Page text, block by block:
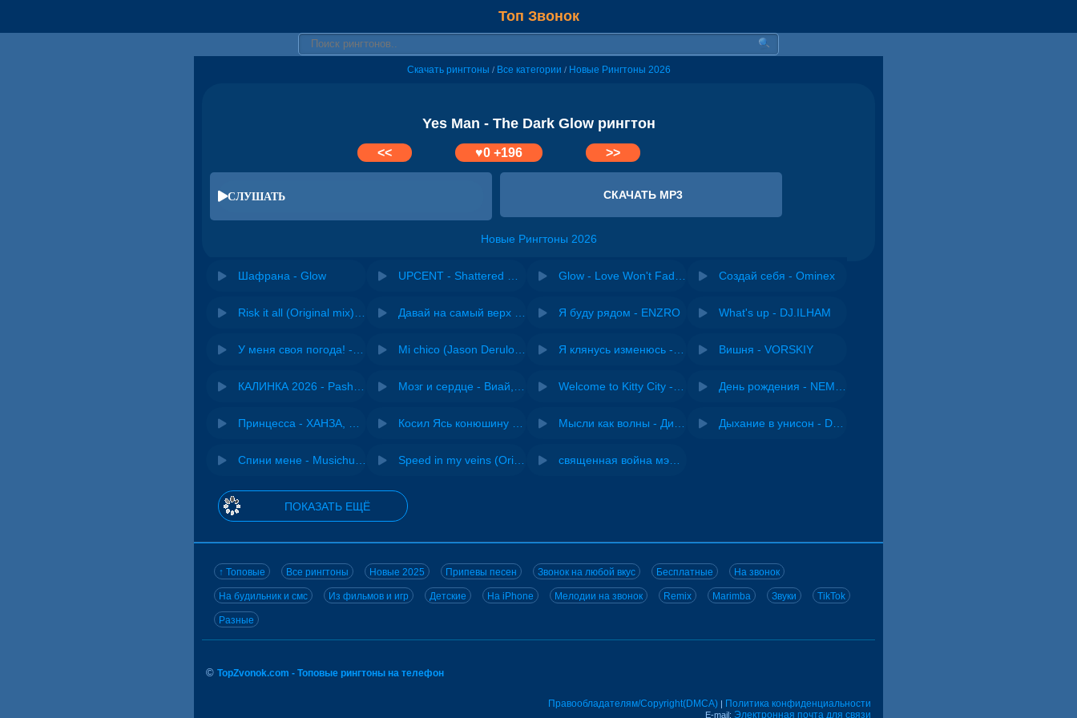
Топ Звонок
Скачать рингтоны / Все категории / Новые Рингтоны 2026
Yes Man - The Dark Glow рингтон
<< ♥0+196 >>
СЛУШАТЬ СКАЧАТЬ MP3
Новые Рингтоны 2026
Шафрана - Glow Создай себя - Ominex
Я буду рядом - ENZRO What's up - DJ.ILHAM
Вишня - VORSKIY
ПОКАЗАТЬ ЕЩЁ
↑ Топовые Все рингтоны Новые 2025 Припевы песен Звонок на любой вкус Бесплатные На звонок
На будильник и смс Из фильмов и игр Детские На iPhone Мелодии на звонок Remix Marimba Звуки TikTok
Разные
© TopZvonok.com - Топовые рингтоны на телефон
Правообладателям/Copyright(DMCA) | Политика конфиденциальности
E-mail: Электронная почта для связи